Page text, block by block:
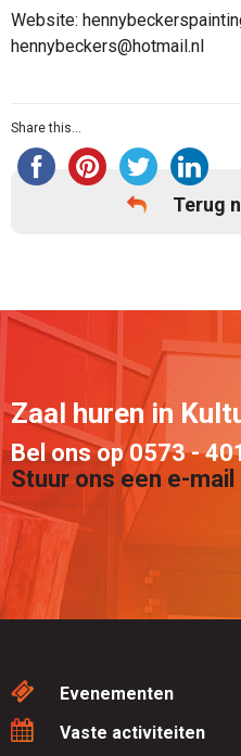
Website:
hennybeckers@hotmail.nl
Share this...
Terug
Zaal huren in
Bel ons op 0573 -
Stuur ons een e-mail
Evenementen
Vaste activiteiten